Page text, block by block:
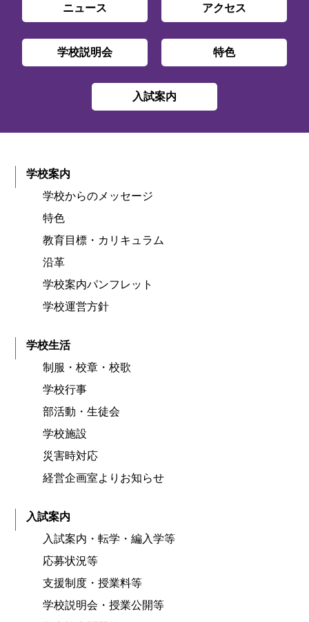
ニュース アクセス
学校説明会 特色
入試案内
学校案内
学校からのメッセージ
特色
教育目標・カリキュラム
沿革
学校案内パンフレット
学校運営方針
学校生活
制服・校章・校歌
学校行事
部活動・生徒会
学校施設
災害時対応
経営企画室よりお知らせ
入試案内
入試案内・転学・編入学等
応募状況等
支援制度・授業料等
学校説明会・授業公開等